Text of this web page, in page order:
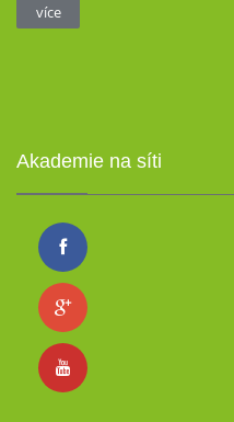
více
Akademie na síti